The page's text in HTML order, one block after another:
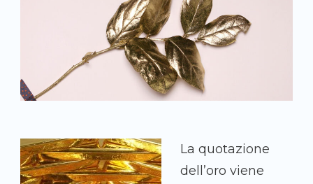
La quotazione
dell’oro viene